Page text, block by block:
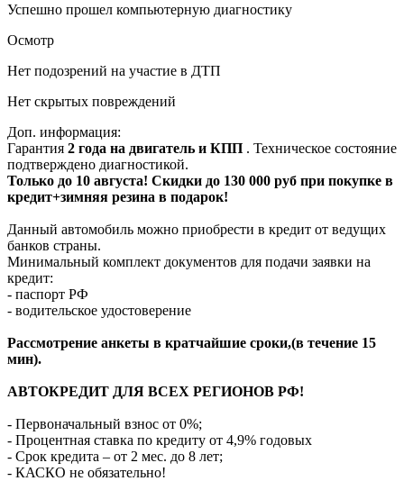
Успешно прошел компьютерную диагностику
Осмотр
Нет подозрений на участие в ДТП
Нет скрытых повреждений
Доп. информация:
Гарантия 2 года на двигатель и КПП . Техническое состояние
подтверждено диагностикой.
Только до 10 августа! Скидки до 130 000 руб при покупке в
кредит+зимняя резина в подарок!
Данный автомобиль можно приобрести в кредит от ведущих
банков страны.
Минимальный комплект документов для подачи заявки на
кредит:
- паспорт РФ
- водительское удостоверение
Рассмотрение анкеты в кратчайшие сроки,(в течение 15
мин).
АВТОКРЕДИТ ДЛЯ ВСЕХ РЕГИОНОВ РФ!
- Первоначальный взнос от 0%;
- Процентная ставка по кредиту от 4,9% годовых
- Срок кредита – от 2 мес. до 8 лет;
- КАСКО не обязательно!